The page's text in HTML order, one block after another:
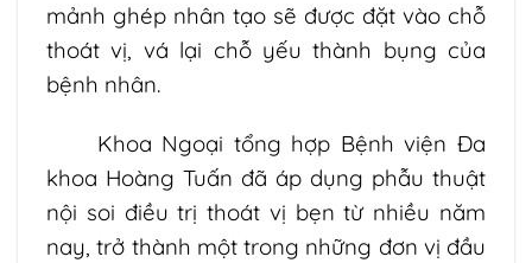
mảnh ghép nhân tạo sẽ được đặt vào chỗ
thoát vị, vá lại chỗ yếu thành bụng của
bệnh nhân.
Khoa Ngoại tổng hợp Bệnh viện Đa
khoa Hoàng Tuấn đã áp dụng phẫu thuật
nội soi điều trị thoát vị bẹn từ nhiều năm
nay, trở thành một trong những đơn vị đầu